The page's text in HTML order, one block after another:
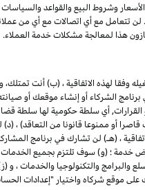
وشروط البيع والقواعد
مع أي اتصالات مع أي من
هذا لمعالجة مشكلات خدمة العملاء.
لهذه الاتفاقية ، (ب) أنت
الشركاء أو إنشاء موقعك أو
القرارات, أي سلطة حكومية لها سلطة
أو ممنوعا قانونا من التعاقد)
، (هـ) لن تشارك في برنامج
؛ (و) سوف تلتزم بجميع الخدمات
والبرامج والتكنولوجيا والخدمات ،
موقع شركاه واختيار "إعدادات